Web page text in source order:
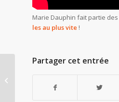
Marie Dauphin fait partie des
les au plus vite !
Partager cet entrée